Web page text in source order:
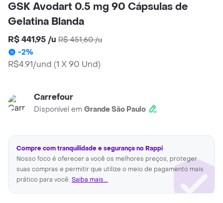
GSK Avodart 0.5 mg 90 Cápsulas de
Gelatina Blanda
R$ 441,95 /u R$ 451,60/u
-2%
R$4.91/und (1 X 90 Und)
Carrefour
Disponível em Grande São Paulo
Compre com tranquilidade e segurança no Rappi
Nosso foco é oferecer a você os melhores preços, proteger
suas compras e permitir que utilize o meio de pagamento mais
prático para você. Saiba mais...